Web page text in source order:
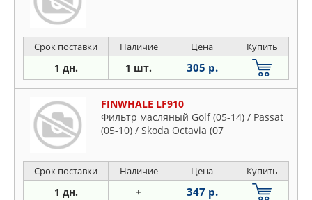
Срок поставки Наличие Цена Купить
1 дн. 1 шт. 305 р.
FINWHALE LF910
Фильтр масляный Golf (05-14) / Passat
(05-10) / Skoda Octavia (07
Срок поставки Наличие Цена Купить
1 дн. + 347 р.